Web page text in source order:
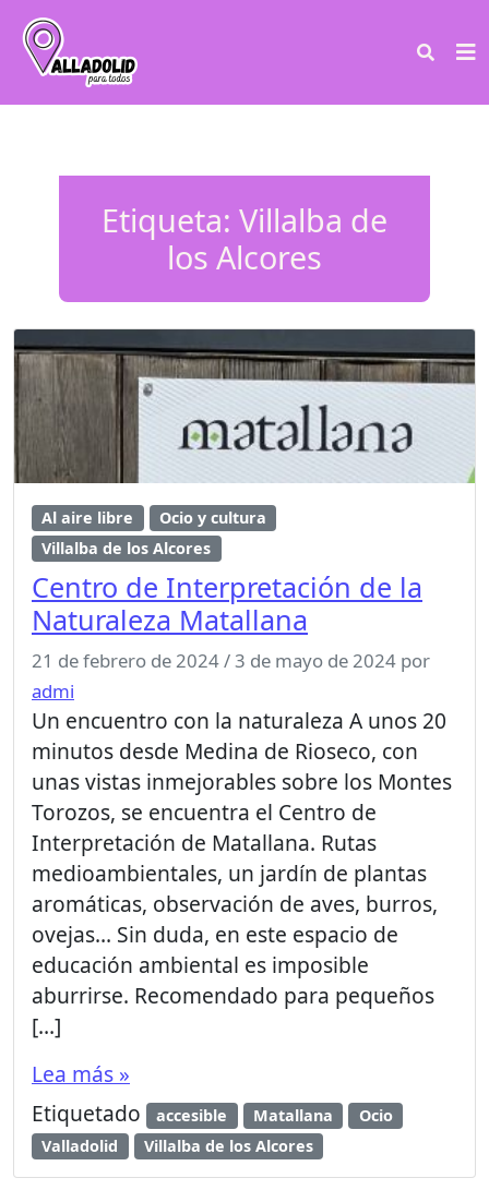
Etiqueta: Villalba de
los Alcores
Al aire libre
Ocio y cultura
Villalba de los Alcores
Centro de Interpretación de la
Naturaleza Matallana
21 de febrero de 2024/3 de mayo de 2024 por
admi
Un encuentro con la naturaleza A unos 20
minutos desde Medina de Rioseco, con
unas vistas inmejorables sobre los Montes
Torozos, se encuentra el Centro de
Interpretación de Matallana. Rutas
medioambientales, un jardín de plantas
aromáticas, observación de aves, burros,
ovejas… Sin duda, en este espacio de
educación ambiental es imposible
aburrirse. Recomendado para pequeños
[…]
Lea más »
Etiquetado
accesible Matallana
Ocio
Valladolid
Villalba de los Alcores